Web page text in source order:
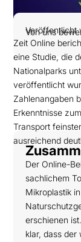
Von uns
Veröffentlicht
Zeit Online
eine Studie, die
Nationalparks
veröffentlicht
Zahlenangaben
Erkenntnisse
Transport
ausreichend
Der Online-
sachlichem
Mikroplastik
erschienen
klar, dass der